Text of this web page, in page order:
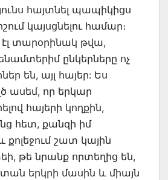
հայտնել պապիկիցս
կայսցնելու համար։
տարօրինակ թվա,
ընկերները ոչ
են, այլ հայեր: Ես
ասեմ, որ երկար
հայերի կողքին,
հետ, քանզի իմ
շատ կային
թե նրանք որտեղից են,
երկրի մասին և միայն